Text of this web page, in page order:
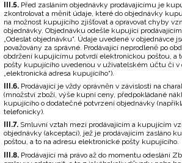
III.5. Před zasláním objednávky prodávajícímu je
zkontrolovat a měnit údaje, které do objednávky
na možnost kupujícího zjišťovat a opravovat chyby
objednávky. Objednávku odešle kupující
„Odeslat objednávku“. Údaje uvedené v objednávce
považovány za správné. Prodávající neprodleně po
obdržení kupujícímu potvrdí elektronickou poštou, a
pošty kupujícího uvedenou v uživatelském účtu či v
„elektronická adresa kupujícího“).
III.6. Prodávající je vždy oprávněn v závislosti na
(množství zboží, výše kupní ceny, předpokládané
kupujícího o dodatečné potvrzení objednávky
telefonicky).
III.7. Smluvní vztah mezi prodávajícím a kupujícím
objednávky (akceptací), jež je prodávajícím zasláno
poštou, a to na adresu elektronické pošty kupujícího.
III.8. Prodávající má právo až do momentu odeslání